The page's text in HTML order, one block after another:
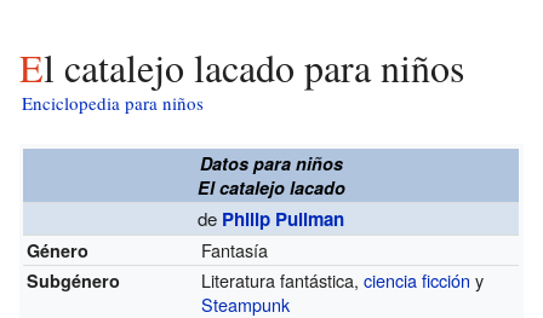
El catalejo lacado para niños
Enciclopedia para niños
Datos para niños
El catalejo lacado
de Philip Pullman
Género Fantasía
Subgénero Literatura fantástica,ciencia ficción y
Steampunk